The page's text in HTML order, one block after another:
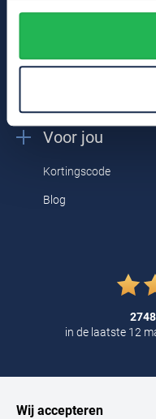
UBR
Breestraat 152 - 154
Voor jou
Kortingscode
Blog
in de laatste 12
Wij accepteren